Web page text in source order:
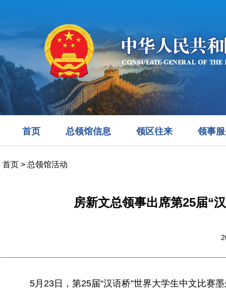
首页 总领馆信息 领区往来 领事
首页 > 总领馆活动
房新文总领事出席第25届“
5月23日，第25届“汉语桥”世界大学生中文比赛